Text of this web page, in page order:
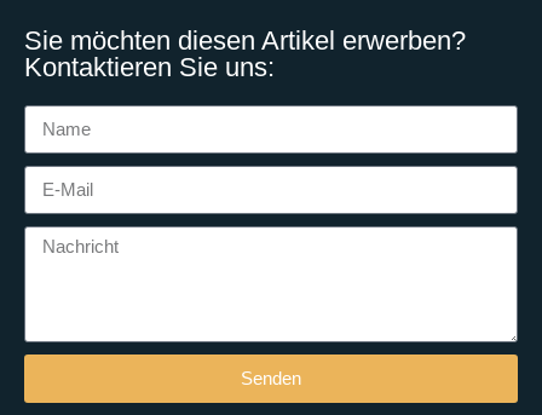
Sie möchten diesen Artikel erwerben?
Kontaktieren Sie uns:
Senden